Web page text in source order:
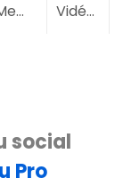
Membres (2)Vidéos
social
Pro